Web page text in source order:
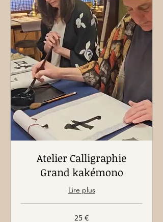
Atelier Calligraphie
Grand kakémono
Lire plus
25 €